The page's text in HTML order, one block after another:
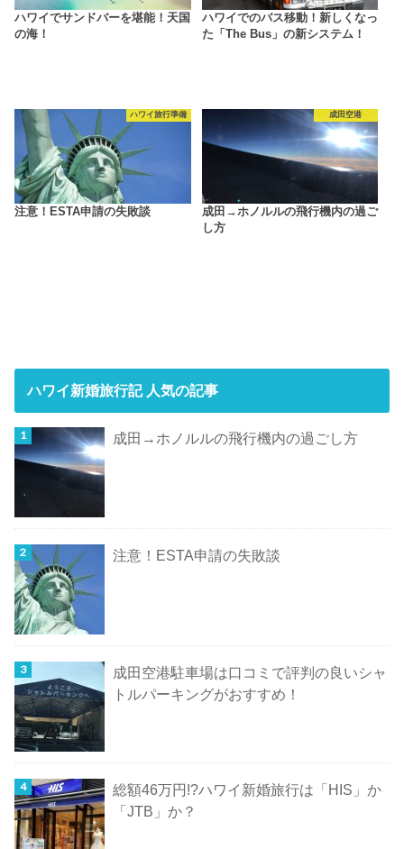
ハワイでサンドバーを堪能！天国
の海！
ハワイでのバス移動！新しくなっ
た「The Bus」の新システム！
ハワイ旅行準備
注意！ESTA申請の失敗談
成田空港
成田→ホノルルの飛行機内の過ご
し方
ハワイ新婚旅行記 人気の記事
成田→ホノルルの飛行機内の過ごし方
注意！ESTA申請の失敗談
成田空港駐車場は口コミで評判の良いシャ
トルパーキングがおすすめ！
総額46万円!?ハワイ新婚旅行は「HIS」か
「JTB」か？